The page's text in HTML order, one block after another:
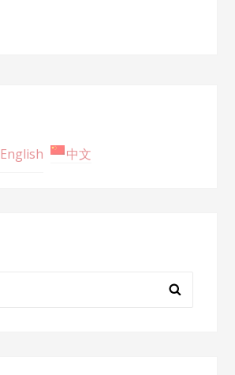
English 中文